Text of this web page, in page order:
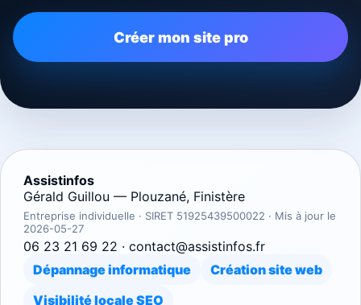
Créer mon site pro
Assistinfos
Gérald Guillou — Plouzané, Finistère
Entreprise individuelle · SIRET 51925439500022 · Mis à jour le
2026-05-27
06 23 21 69 22 · contact@assistinfos.fr
Dépannage informatique
Création site web
Visibilité locale SEO